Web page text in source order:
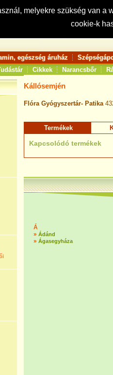
melyekre szükség van
cookie-k
Keresés:
egészség áruház
Cikkek Narancsbőr
Kállósemjén
Flóra Gyógyszertár- Patika
Termékek
Kapcsolódó termékek
Á
» Ádánd
» Ágasegyháza